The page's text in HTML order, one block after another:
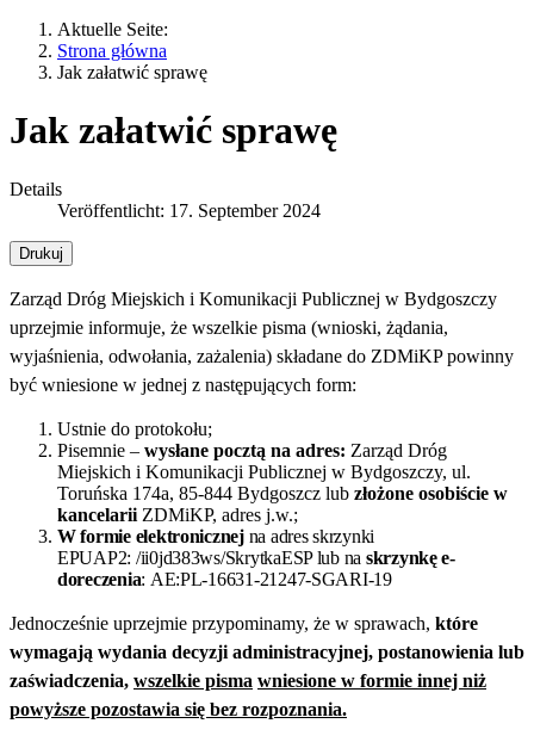
Aktuelle Seite:
Strona główna
Jak załatwić sprawę
Jak załatwić sprawę
Details
Veröffentlicht: 17. September 2024
Drukuj
Zarząd Dróg Miejskich i Komunikacji Publicznej w Bydgoszczy
uprzejmie informuje, że wszelkie pisma (wnioski, żądania,
wyjaśnienia, odwołania, zażalenia) składane do ZDMiKP powinny
być wniesione w jednej z następujących form:
Ustnie do protokołu;
Pisemnie – wysłane pocztą na adres: Zarząd Dróg
Miejskich i Komunikacji Publicznej w Bydgoszczy, ul.
Toruńska 174a, 85-844 Bydgoszcz lub złożone osobiście w
kancelarii ZDMiKP, adres j.w.;
W formie elektronicznejna adres skrzynki
EPUAP2: /ii0jd383ws/SkrytkaESP lub na skrzynkę e-
doreczenia: AE:PL-16631-21247-SGARI-19
Jednocześnie uprzejmie przypominamy, że w sprawach, które
wymagają wydania decyzji administracyjnej, postanowienia lub
zaświadczenia, wszelkie pisma wniesione w formie innej niż
powyższe pozostawia się bez rozpoznania.